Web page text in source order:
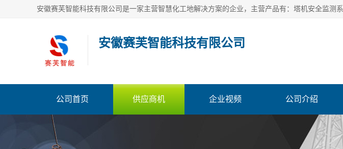
安徽赛芙智能科技有限公司
公司首页 供应商机 企业视频 公司介绍